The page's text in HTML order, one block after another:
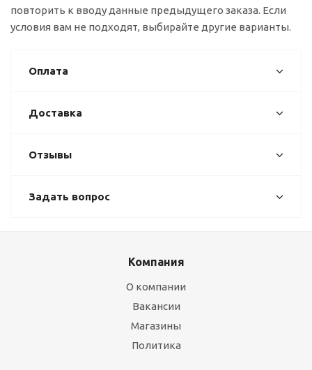
повторить к вводу данные предыдущего заказа. Если
условия вам не подходят, выбирайте другие варианты.
Оплата
Доставка
Отзывы
Задать вопрос
Компания
О компании
Вакансии
Магазины
Политика